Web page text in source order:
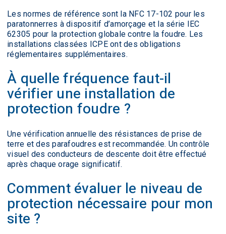
Les normes de référence sont la NFC 17-102 pour les
paratonnerres à dispositif d’amorçage et la série IEC
62305 pour la protection globale contre la foudre. Les
installations classées ICPE ont des obligations
réglementaires supplémentaires.
À quelle fréquence faut-il
vérifier une installation de
protection foudre ?
Une vérification annuelle des résistances de prise de
terre et des parafoudres est recommandée. Un contrôle
visuel des conducteurs de descente doit être effectué
après chaque orage significatif.
Comment évaluer le niveau de
protection nécessaire pour mon
site ?